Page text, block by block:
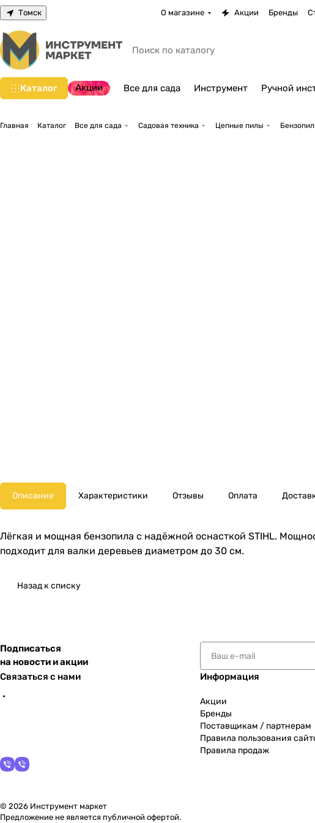
Томск О магазине Акции Бренды
Каталог Акции Все для сада Инструмент Ручной
Главная Каталог Все для сада Садовая техника Цепные пилы
Описание Характеристики Отзывы Оплата
Лёгкая и мощная бензопила с надёжной оснасткой STIHL.
подходит для валки деревьев диаметром до 30 см.
Назад к списку
Подписаться
на новости и акции
Связаться с нами
Информация
Акции
Бренды
Поставщикам / партнерам
Правила пользования
Правила продаж
© 2026 Инструмент маркет
Предложение не является публичной офертой.